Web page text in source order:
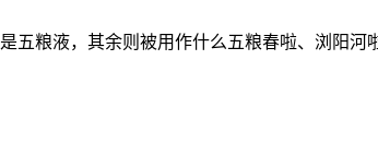
粮液，其余则被用作什么五粮春啦、浏阳